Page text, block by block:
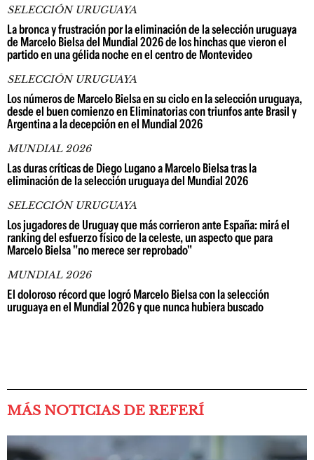
SELECCIÓN URUGUAYA
La bronca y frustración por la eliminación de la selección uruguaya
de Marcelo Bielsa del Mundial 2026 de los hinchas que vieron el
partido en una gélida noche en el centro de Montevideo
SELECCIÓN URUGUAYA
Los números de Marcelo Bielsa en su ciclo en la selección uruguaya,
desde el buen comienzo en Eliminatorias con triunfos ante Brasil y
Argentina a la decepción en el Mundial 2026
MUNDIAL 2026
Las duras críticas de Diego Lugano a Marcelo Bielsa tras la
eliminación de la selección uruguaya del Mundial 2026
SELECCIÓN URUGUAYA
Los jugadores de Uruguay que más corrieron ante España: mirá el
ranking del esfuerzo físico de la celeste, un aspecto que para
Marcelo Bielsa "no merece ser reprobado"
MUNDIAL 2026
El doloroso récord que logró Marcelo Bielsa con la selección
uruguaya en el Mundial 2026 y que nunca hubiera buscado
MÁS NOTICIAS DE REFERÍ